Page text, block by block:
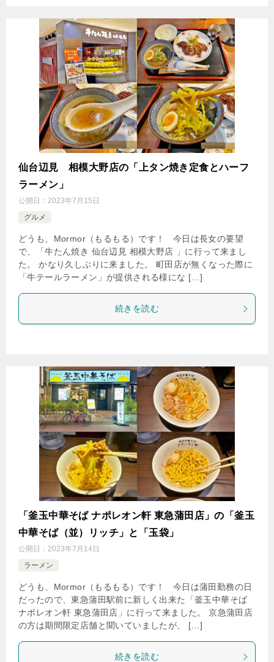
仙台辺見 相模大野店の「上タン焼き定食とハーフ
ラーメン」
公開日： 2023年7月15日
グルメ
どうも、Mormor（もるもる）です！ 今日は長女の要望
で、「牛たん焼き 仙台辺見 相模大野店 」に行って来まし
た。 かなり久しぶりに来ました。 町田店が無くなった際に
「牛テールラーメン」が提供される様にな […]
続きを読む
「釜玉中華そば ナポレオン軒 東急蒲田店」の「釜玉
中華そば（並）リッチ」と「玉袋」
公開日： 2023年7月14日
ラーメン
どうも、Mormor（もるもる）です！ 今日は蒲田勤務の日
だったので、東急蒲田駅前に新しく出来た「釜玉中華そば
ナポレオン軒 東急蒲田店」に行って来ました。 京急蒲田店
の方は期間限定店舗と聞いていましたが、 […]
続きを読む